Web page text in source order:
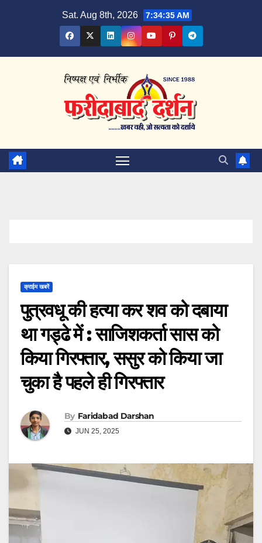
Sat. Aug 8th, 2026 7:34:36 AM
क्राईम खबरें
पुत्रवधू की हत्या कर शव को दबाया
था गड्ढे में : साजिशकर्ता सास को
किया गिरफ्तार, ससुर को किया जा
चुका है पहले ही गिरफ्तार
By Faridabad Darshan
JUN 25, 2025